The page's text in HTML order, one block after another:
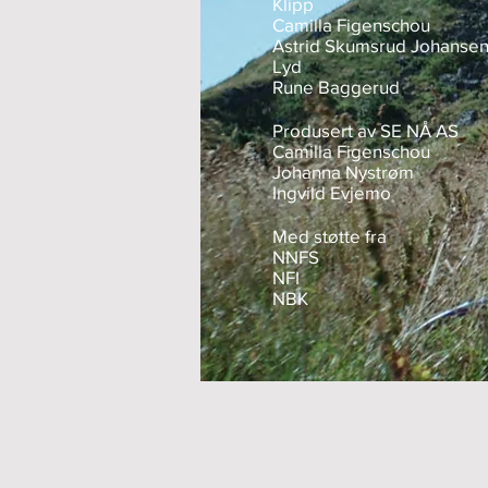
Camilla Figenschou
Astrid Skumsrud Johansen
Lyd
Rune Baggerud
Produsert av SE NÅ AS
Camilla Figenschou
Johanna Nystrøm
Ingvild Evjemo
Med støtte fra
NNFS
NFI
NBK